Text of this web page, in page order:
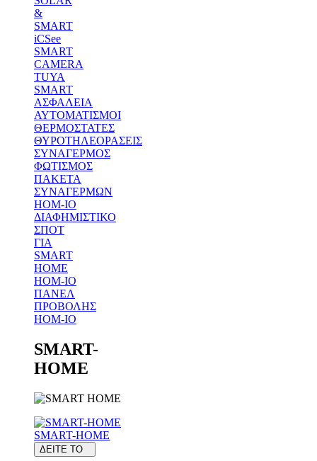
&
SMART
iCSee
SMART
CAMERA
TUYA
SMART
ΑΣΦΑΛΕΙΑ
ΑΥΤΟΜΑΤΙΣΜΟΙ
ΘΕΡΜΟΣΤΑΤΕΣ
ΘΥΡΟΤΗΛΕΟΡΑΣΕΙΣ
ΣΥΝΑΓΕΡΜΟΣ
ΦΩΤΙΣΜΟΣ
ΠΑΚΕΤΑ
ΣΥΝΑΓΕΡΜΩΝ
HOM-IO
ΔΙΑΦΗΜΙΣΤΙΚΟ
ΣΠΟΤ
ΓΙΑ
SMART
HOME
HOM-IO
ΠΑΝΕΛ
ΠΡΟΒΟΛΗΣ
HOM-IO
SMART-
HOME
SMART-HOME
ΔΕΙΤΕ ΤΟ